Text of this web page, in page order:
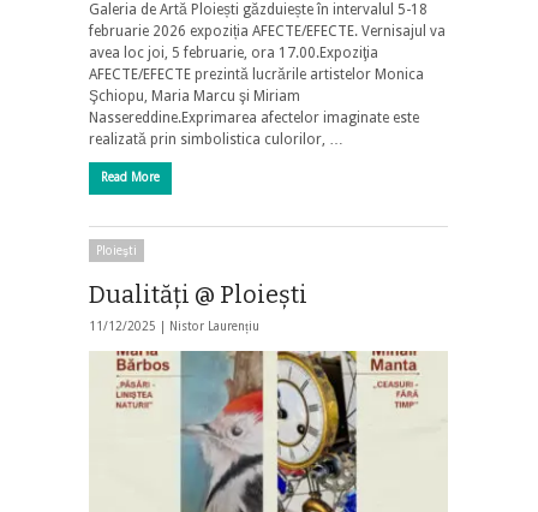
Galeria de Artă Ploiești găzduiește în intervalul 5-18
februarie 2026 expoziția AFECTE/EFECTE. Vernisajul va
avea loc joi, 5 februarie, ora 17.00.Expoziţia
AFECTE/EFECTE prezintă lucrările artistelor Monica
Şchiopu, Maria Marcu şi Miriam
Nassereddine.Exprimarea afectelor imaginate este
realizată prin simbolistica culorilor, …
Read More
Ploieşti
Dualităţi @ Ploieşti
11/12/2025 | Nistor Laurențiu